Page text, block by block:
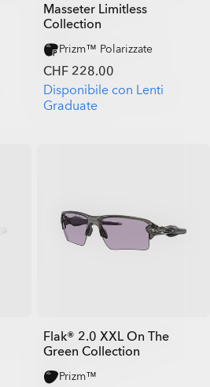
Masseter Limitless
Collection
Prizm™ Polarizzate
CHF 228.00
Disponibile con Lenti
Graduate
Flak® 2.0 XXL On The
Green Collection
Prizm™